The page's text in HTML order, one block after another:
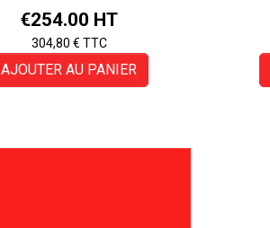
Price
€254.00 HT
304,80 € TTC
AJOUTER AU PANIER